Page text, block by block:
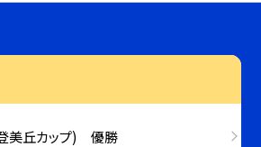
美丘カップ) 優勝